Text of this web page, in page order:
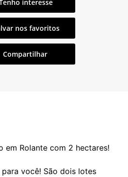
interesse
nos favoritos
Compartilhar
em Rolante com 2 hectares!
você! São dois lotes